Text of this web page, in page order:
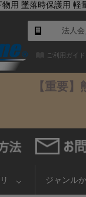
用 墜落時保護用
法人
ご利用ガイド
【重要
ジャンル